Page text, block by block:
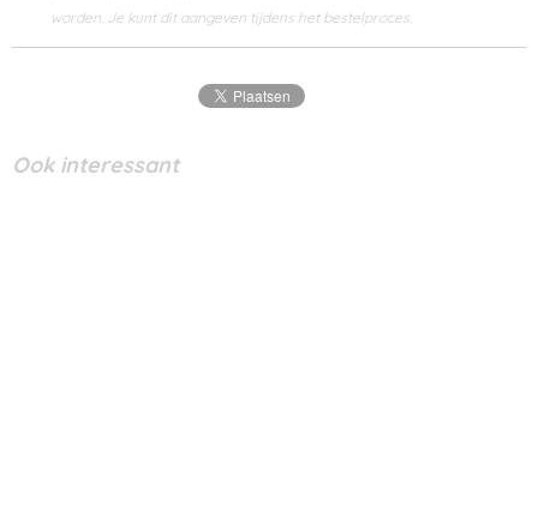
worden. Je kunt dit aangeven tijdens het bestelproces.
Ook interessant